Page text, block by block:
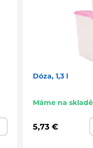
Dóza, 1,3 l
Máme na skladě
5,73 €